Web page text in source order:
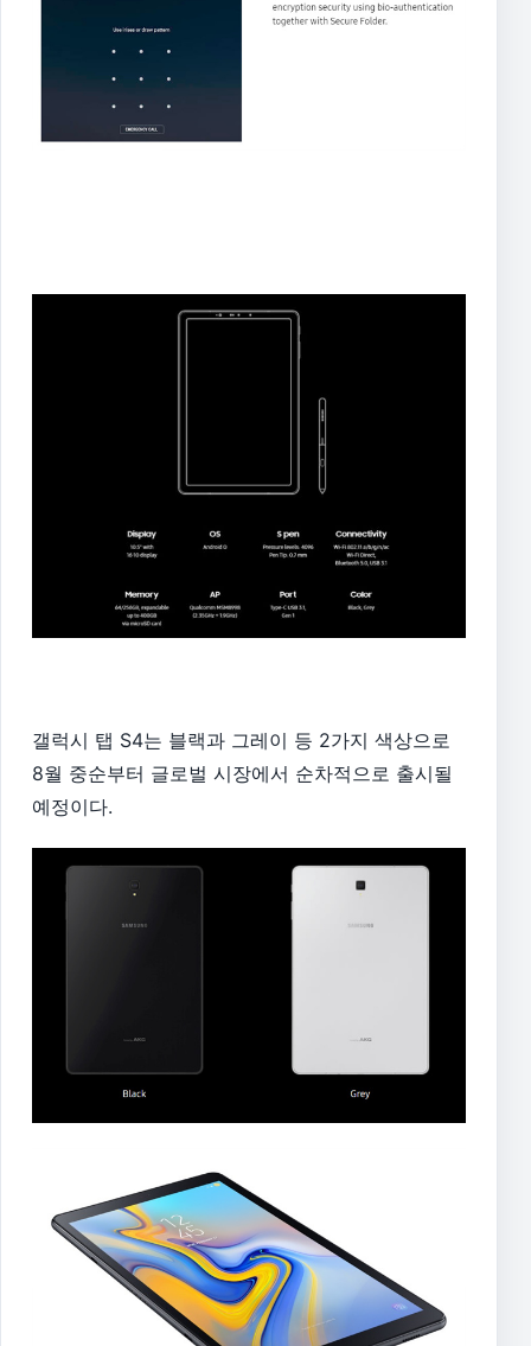
갤럭시 탭 S4는 블랙과 그레이 등 2가지 색상으로
8월 중순부터 글로벌 시장에서 순차적으로 출시될
예정이다.